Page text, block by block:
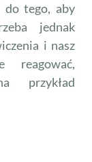
do tego, aby
jednak
i nasz
przykład